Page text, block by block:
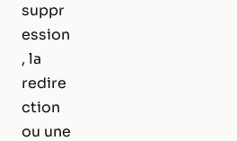
suppr
ession
, la
redire
ction
ou une